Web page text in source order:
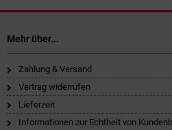
Mehr über...
Zahlung & Versand
Vertrag widerrufen
Lieferzeit
Informationen zur Echtheit von